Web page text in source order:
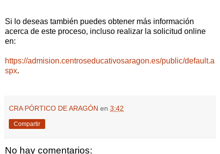
Si lo deseas también puedes obtener más información
acerca de este proceso, incluso realizar la solicitud online
en:
https://admision.centroseducativosaragon.es/public/default.a
spx.
CRA PÓRTICO DE ARAGÓN en 3:42
Compartir
No hay comentarios: